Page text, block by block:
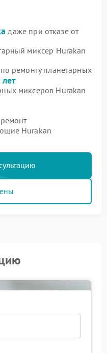
даже при отказе от
миксер Hurakan
ремонту планетарных
миксеров Hurakan
Hurakan